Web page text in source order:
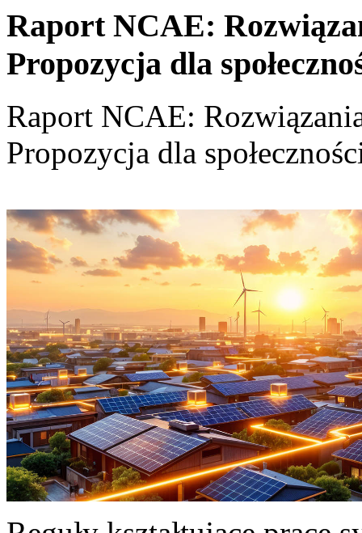
Raport NCAE:
Propozycja dla
Raport NCAE:
Propozycja dla